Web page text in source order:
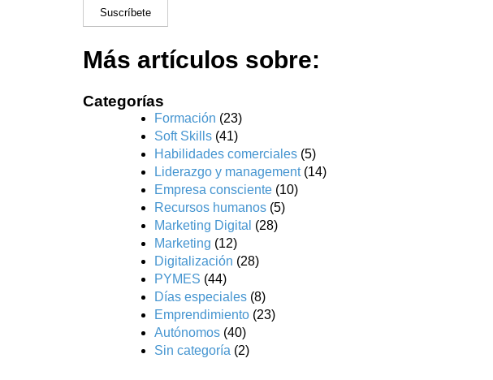
Más artículos sobre:
Categorías
Formación (23)
Soft Skills (41)
Habilidades comerciales (5)
Liderazgo y management(14)
Empresa consciente (10)
Recursos humanos (5)
Marketing Digital (28)
Marketing (12)
Digitalización (28)
PYMES (44)
Días especiales (8)
Emprendimiento (23)
Autónomos (40)
Sin categoría (2)